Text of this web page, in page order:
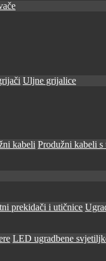
Uljne grijalice
kabeli Produžni kabeli s
prekidači i utičnice
LED ugradbene